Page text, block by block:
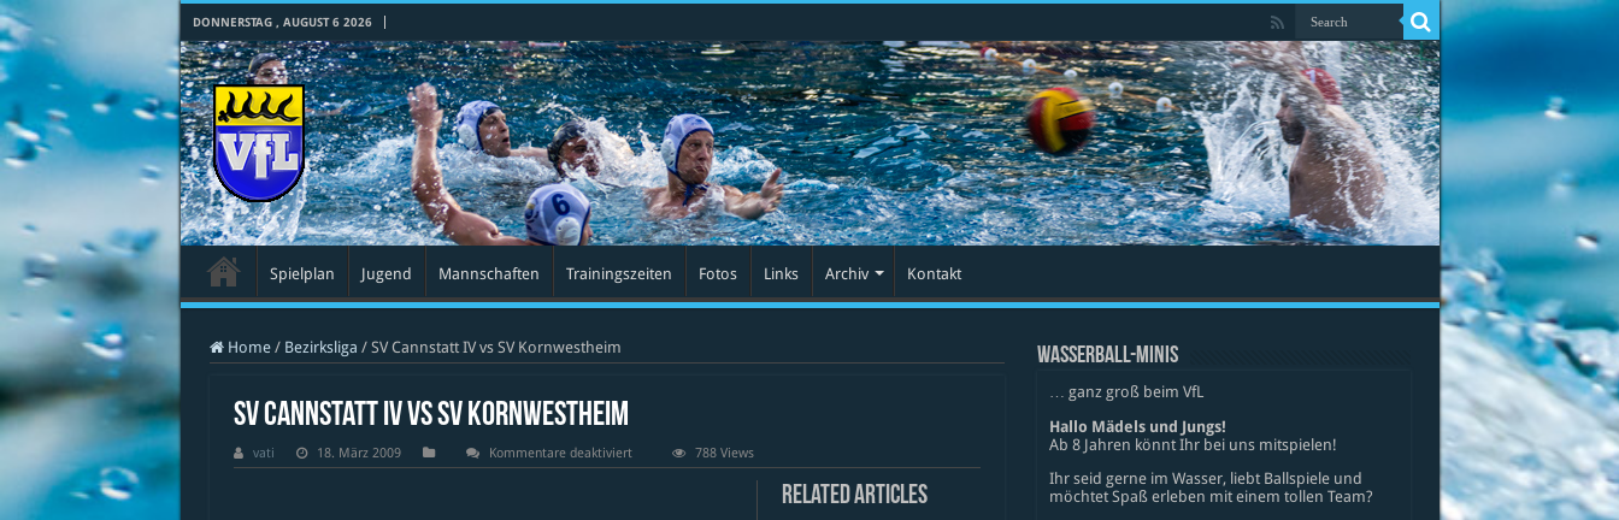
DONNERSTAG , AUGUST 6 2026
Spielplan Jugend Mannschaften Trainingszeiten Fotos Links Archiv Kontakt
Home / Bezirksliga / SV Cannstatt IV vs SV Kornwestheim
SV Cannstatt IV vs SV Kornwestheim
vati 18. März 2009 Kommentare deaktiviertfür
SV
788 Views
Related Articles
WASSERBALL-MINIS
… ganz groß beim VfL
Hallo Mädels und Jungs!
Ab 8 Jahren könnt Ihr bei uns mitspielen!
Ihr seid gerne im Wasser, liebt Ballspiele und
möchtet Spaß erleben mit einem tollen Team?